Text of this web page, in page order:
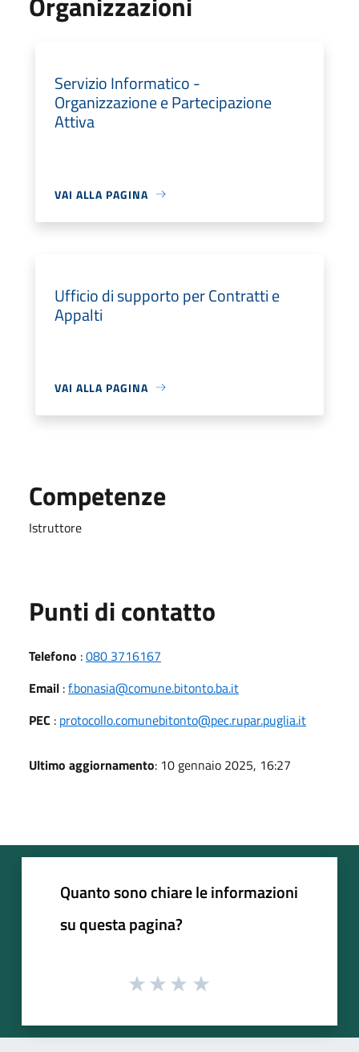
Servizio Informatico -
Organizzazione e Partecipazione
Attiva
VAI ALLA PAGINA
Ufficio di supporto per Contratti e
Appalti
VAI ALLA PAGINA
Competenze
Istruttore
Punti di contatto
Telefono :080 3716167
Email :f.bonasia@comune.bitonto.ba.it
PEC : protocollo.comunebitonto@pec.rupar.puglia.it
Ultimo aggiornamento: 10 gennaio 2025, 16:27
Quanto sono chiare le informazioni
su questa pagina?